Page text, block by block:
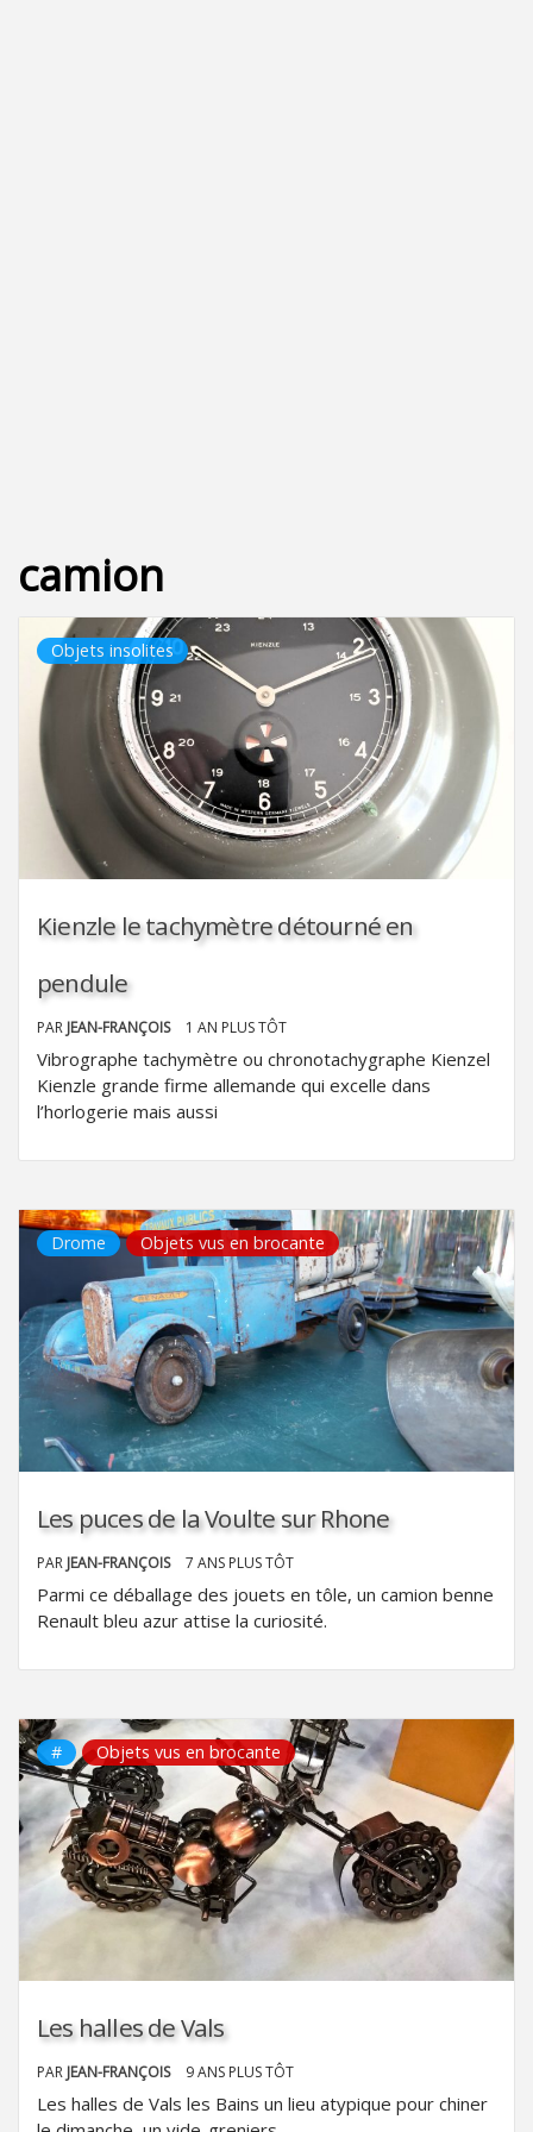
camion
Objets insolites
Kienzle le tachymètre détourné en
pendule
PAR JEAN-FRANÇOIS 1 AN PLUS TÔT
Vibrographe tachymètre ou chronotachygraphe Kienzel
Kienzle grande firme allemande qui excelle dans
l’horlogerie mais aussi
Drome Objets vus en brocante
Les puces de la Voulte sur Rhone
PAR JEAN-FRANÇOIS 7 ANS PLUS TÔT
Parmi ce déballage des jouets en tôle, un camion benne
Renault bleu azur attise la curiosité.
# Objets vus en brocante
Les halles de Vals
PAR JEAN-FRANÇOIS 9 ANS PLUS TÔT
Les halles de Vals les Bains un lieu atypique pour chiner